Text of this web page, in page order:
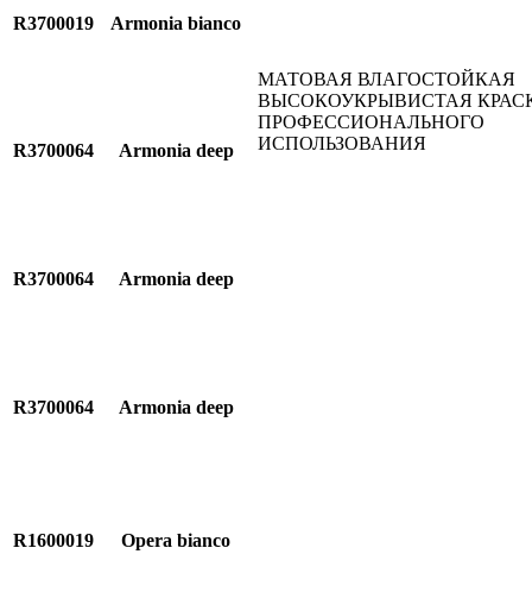
МАТОВАЯ ВЛАГОСТОЙКАЯ
ВЫСОКОУКРЫВИСТАЯ
ПРОФЕССИОНАЛЬНОГО
ИСПОЛЬЗОВАНИЯ
R3700019 Armonia bianco
R3700064 Armonia deep
R3700064 Armonia deep
R3700064 Armonia deep
R1600019 Opera bianco